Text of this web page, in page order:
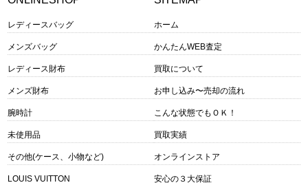
レディースバッグ
メンズバッグ
レディース財布
メンズ財布
腕時計
未使用品
その他(ケース、小物など)
LOUIS VUITTON
ホーム
かんたんWEB査定
買取について
お申し込み〜売却の流れ
こんな状態でもＯＫ！
買取実績
オンラインストア
安心の３大保証